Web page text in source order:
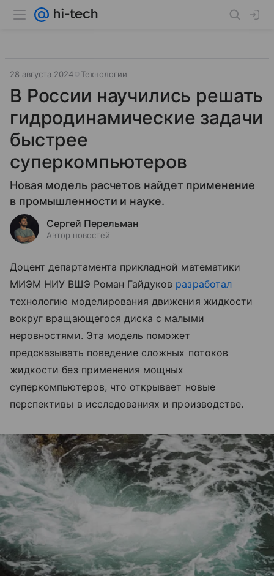
28 августа 2024 Технологии
В России научились решать
гидродинамические задачи
быстрее
суперкомпьютеров
Новая модель расчетов найдет применение
в промышленности и науке.
Сергей Перельман
Автор новостей
Доцент департамента прикладной математики
МИЭМ НИУ ВШЭ Роман Гайдуков разработал
технологию моделирования движения жидкости
вокруг вращающегося диска с малыми
неровностями. Эта модель поможет
предсказывать поведение сложных потоков
жидкости без применения мощных
суперкомпьютеров, что открывает новые
перспективы в исследованиях и производстве.